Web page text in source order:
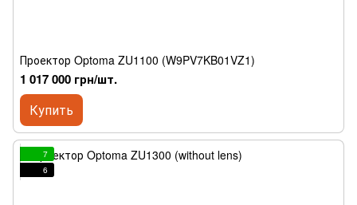
Проектор Optoma ZU1100 (W9PV7KB01VZ1)
1 017 000 грн/шт.
Купить
7
6